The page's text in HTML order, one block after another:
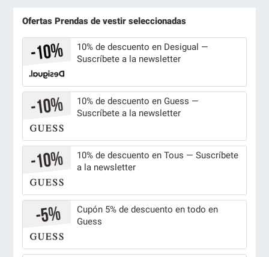
Ofertas Prendas de vestir seleccionadas
10% de descuento en Desigual —
Suscríbete a la newsletter
10% de descuento en Guess —
Suscríbete a la newsletter
10% de descuento en Tous — Suscríbete
a la newsletter
Cupón 5% de descuento en todo en
Guess